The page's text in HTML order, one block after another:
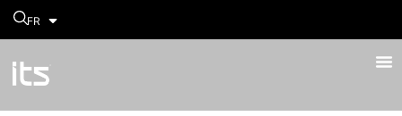
FR